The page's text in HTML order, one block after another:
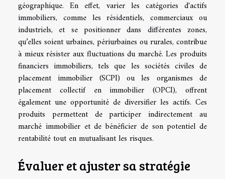
géographique. En effet, varier les catégories d'actifs
immobiliers, comme les résidentiels, commerciaux ou
industriels, et se positionner dans différentes zones,
qu’elles soient urbaines, périurbaines ou rurales, contribue
à mieux résister aux fluctuations du marché. Les produits
financiers immobiliers, tels que les sociétés civiles de
placement immobilier (SCPI) ou les organismes de
placement collectif en immobilier (OPCI), offrent
également une opportunité de diversifier les actifs. Ces
produits permettent de participer indirectement au
marché immobilier et de bénéficier de son potentiel de
rentabilité tout en mutualisant les risques.
Évaluer et ajuster sa stratégie